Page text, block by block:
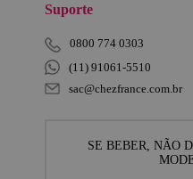
Suporte
0800 774 0303
(11) 91061-5510
sac@chezfrance.com.br
SE BEBER, NÃO